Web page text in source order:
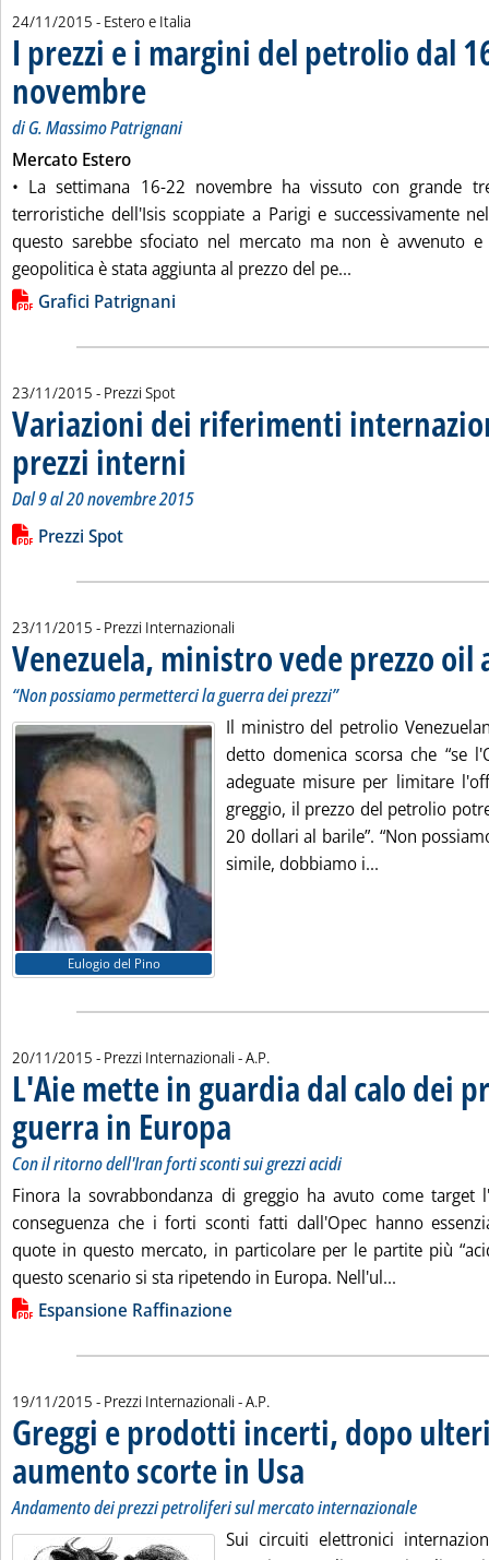
24/11/2015 - Estero e Italia
I prezzi e i margini del petrolio dal
novembre . Sottotitolo: di G. Massimo Patrignani
. Pubblicata martedì 24 novembre 2015 alle 15.9.
di G. Massimo Patrignani
Mercato Estero
• La settimana 16-22 novembre ha vissuto con grande
terroristiche dell'Isis scoppiate a Parigi e successivamente
questo sarebbe sfociato nel mercato ma non è avvenuto e
geopolitica è stata aggiunta al prezzo del pe...
Lista allegati PDF alla notizia
Grafici Patrignani
23/11/2015 - Prezzi Spot
Variazioni dei riferimenti
prezzi interni
Dal 9 al 20 novembre 2015
Leggi tutta la notizia: 'Variazioni dei riferimenti
Lista allegati PDF alla notizia
Prezzi Spot
23/11/2015 - Prezzi Internazionali
Venezuela, ministro vede prezzo oil
“Non possiamo permetterci la guerra dei prezzi”
Eulogio del Pino
Il ministro del petrolio
detto domenica scorsa che “se
adeguate misure per limitare
greggio, il prezzo del petrolio
20 dollari al barile”. “Non
simile, dobbiamo i...
20/11/2015 - Prezzi Internazionali -di:
A.P.
L'Aie mette in guardia dal calo dei
guerra in Europa . Sottotitolo: Con il ritorno dell'Iran forti sconti
. Pubblicata venerdì 20 novembre 2015 alle
Con il ritorno dell'Iran forti sconti sui grezzi acidi
Finora la sovrabbondanza di greggio ha avuto come target
conseguenza che i forti sconti fatti dall'Opec hanno
quote in questo mercato, in particolare per le partite più
questo scenario si sta ripetendo in Europa. Nell'ul...
Lista allegati PDF alla notizia
Espansione Raffinazione
19/11/2015 - Prezzi Internazionali -di:
A.P.
Greggi e prodotti incerti, dopo
aumento scorte in Usa . Sottotitolo: Andamento dei
. Pubblicata giovedì 19 novembre
Andamento dei prezzi petroliferi sul mercato internazionale
Sui circuiti elettronici